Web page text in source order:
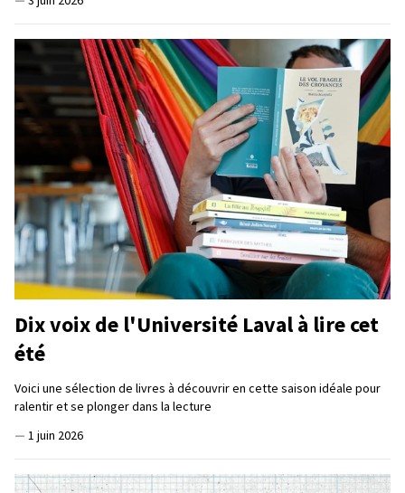
Dix voix de l'Université Laval à lire cet
été
Voici une sélection de livres à découvrir en cette saison idéale pour
ralentir et se plonger dans la lecture
— 1 juin 2026